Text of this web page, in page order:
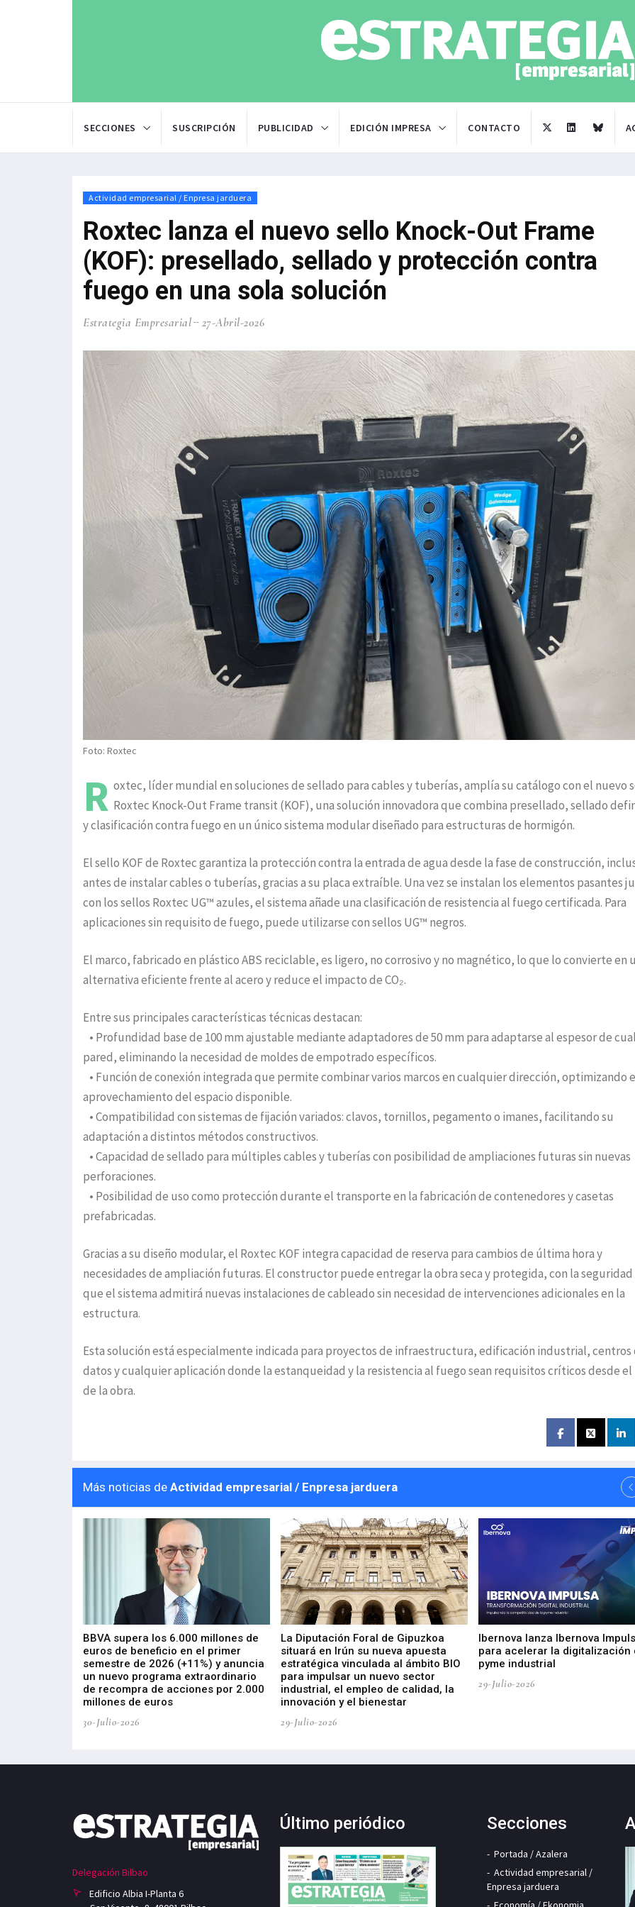
SECCIONES SUSCRIPCIÓN PUBLICIDAD EDICIÓN IMPRESA CONTACTO
Actividad empresarial / Enpresa jarduera
Roxtec lanza el nuevo sello Knock-Out Frame
(KOF): presellado, sellado y protección contra
fuego en una sola solución
Estrategia Empresarial 27-Abril-2026
Foto: Roxtec
R oxtec, líder mundial en soluciones de sellado para cables y tuberías, amplía su catálogo con el nuevo
Roxtec Knock-Out Frame transit (KOF), una solución innovadora que combina presellado, sellado
y clasificación contra fuego en un único sistema modular diseñado para estructuras de hormigón.
El sello KOF de Roxtec garantiza la protección contra la entrada de agua desde la fase de construcción,
antes de instalar cables o tuberías, gracias a su placa extraíble. Una vez se instalan los elementos pasantes
con los sellos Roxtec UG™ azules, el sistema añade una clasificación de resistencia al fuego certificada. Para
aplicaciones sin requisito de fuego, puede utilizarse con sellos UG™ negros.
El marco, fabricado en plástico ABS reciclable, es ligero, no corrosivo y no magnético, lo que lo convierte en
alternativa eficiente frente al acero y reduce el impacto de CO₂.
Entre sus principales características técnicas destacan:
• Profundidad base de 100 mm ajustable mediante adaptadores de 50 mm para adaptarse al espesor de
pared, eliminando la necesidad de moldes de empotrado específicos.
• Función de conexión integrada que permite combinar varios marcos en cualquier dirección, optimizando
aprovechamiento del espacio disponible.
• Compatibilidad con sistemas de fijación variados: clavos, tornillos, pegamento o imanes, facilitando su
adaptación a distintos métodos constructivos.
• Capacidad de sellado para múltiples cables y tuberías con posibilidad de ampliaciones futuras sin nuevas
perforaciones.
• Posibilidad de uso como protección durante el transporte en la fabricación de contenedores y casetas
prefabricadas.
Gracias a su diseño modular, el Roxtec KOF integra capacidad de reserva para cambios de última hora y
necesidades de ampliación futuras. El constructor puede entregar la obra seca y protegida, con la seguridad
que el sistema admitirá nuevas instalaciones de cableado sin necesidad de intervenciones adicionales en la
estructura.
Esta solución está especialmente indicada para proyectos de infraestructura, edificación industrial, centros
datos y cualquier aplicación donde la estanqueidad y la resistencia al fuego sean requisitos críticos desde el
de la obra.
Más noticias de Actividad empresarial / Enpresa jarduera
BBVA supera los 6.000 millones de
euros de beneficio en el primer
semestre de 2026 (+11%) y anuncia
un nuevo programa extraordinario
de recompra de acciones por 2.000
millones de euros
30-Julio-2026
La Diputación Foral de Gipuzkoa
situará en Irún su nueva apuesta
estratégica vinculada al ámbito BIO
para impulsar un nuevo sector
industrial, el empleo de calidad, la
innovación y el bienestar
29-Julio-2026
Ibernova lanza Ibernova
para acelerar la digitalización
pyme industrial
29-Julio-2026
Delegación Bilbao
Edificio Albia I-Planta 6
Último periódico Secciones
Portada / Azalera
Actividad empresarial /
Enpresa jarduera